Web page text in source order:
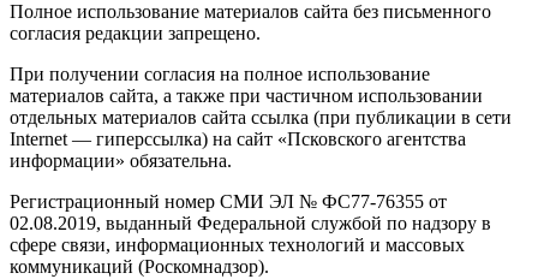
Полное использование материалов сайта без письменного
согласия редакции запрещено.
При получении согласия на полное использование
материалов сайта, а также при частичном использовании
отдельных материалов сайта ссылка (при публикации в сети
Internet — гиперссылка) на сайт «Псковского агентства
информации» обязательна.
Регистрационный номер СМИ ЭЛ № ФС77-76355 от
02.08.2019, выданный Федеральной службой по надзору в
сфере связи, информационных технологий и массовых
коммуникаций (Роскомнадзор).